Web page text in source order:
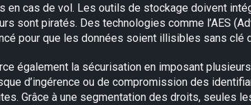
cas de vol. Les outils de stockage doivent
sont piratés. Des technologies comme l’AES
pour que les données soient illisibles sans clé
également la sécurisation en imposant
d’ingérence ou de compromission des
Grâce à une segmentation des droits, seules